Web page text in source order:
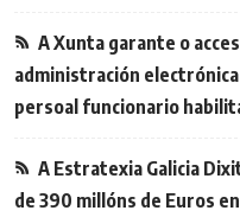
A Xunta garante o
administración
persoal funcionario
A Estratexia Galicia
de 390 millóns de Euros